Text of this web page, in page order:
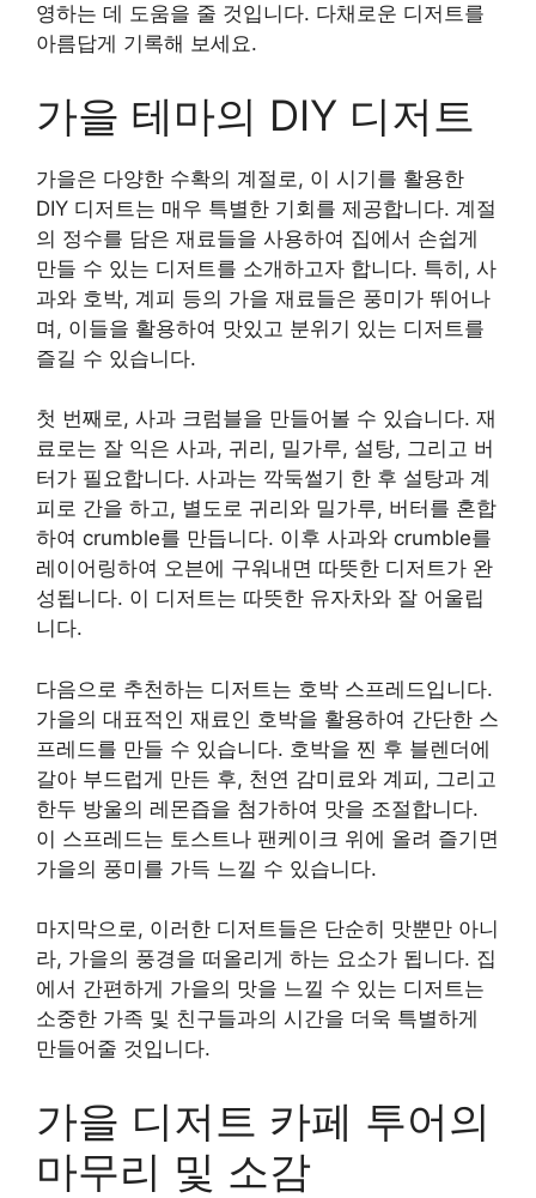
영하는 데 도움을 줄 것입니다. 다채로운 디저트를
아름답게 기록해 보세요.
가을 테마의 DIY 디저트
가을은 다양한 수확의 계절로, 이 시기를 활용한
DIY 디저트는 매우 특별한 기회를 제공합니다. 계절
의 정수를 담은 재료들을 사용하여 집에서 손쉽게
만들 수 있는 디저트를 소개하고자 합니다. 특히, 사
과와 호박, 계피 등의 가을 재료들은 풍미가 뛰어나
며, 이들을 활용하여 맛있고 분위기 있는 디저트를
즐길 수 있습니다.
첫 번째로, 사과 크럼블을 만들어볼 수 있습니다. 재
료로는 잘 익은 사과, 귀리, 밀가루, 설탕, 그리고 버
터가 필요합니다. 사과는 깍둑썰기 한 후 설탕과 계
피로 간을 하고, 별도로 귀리와 밀가루, 버터를 혼합
하여 crumble를 만듭니다. 이후 사과와 crumble를
레이어링하여 오븐에 구워내면 따뜻한 디저트가 완
성됩니다. 이 디저트는 따뜻한 유자차와 잘 어울립
니다.
다음으로 추천하는 디저트는 호박 스프레드입니다.
가을의 대표적인 재료인 호박을 활용하여 간단한 스
프레드를 만들 수 있습니다. 호박을 찐 후 블렌더에
갈아 부드럽게 만든 후, 천연 감미료와 계피, 그리고
한두 방울의 레몬즙을 첨가하여 맛을 조절합니다.
이 스프레드는 토스트나 팬케이크 위에 올려 즐기면
가을의 풍미를 가득 느낄 수 있습니다.
마지막으로, 이러한 디저트들은 단순히 맛뿐만 아니
라, 가을의 풍경을 떠올리게 하는 요소가 됩니다. 집
에서 간편하게 가을의 맛을 느낄 수 있는 디저트는
소중한 가족 및 친구들과의 시간을 더욱 특별하게
만들어줄 것입니다.
가을 디저트 카페 투어의
마무리 및 소감